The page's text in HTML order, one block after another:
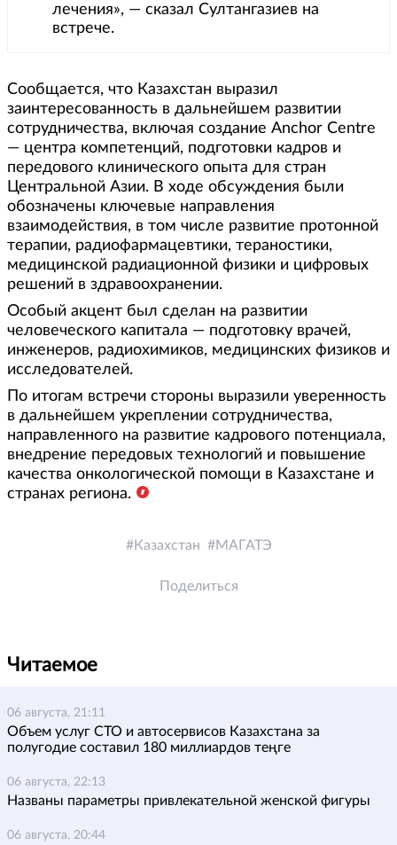
лечения», — сказал Султангазиев на
встрече.
Сообщается, что Казахстан выразил
заинтересованность в дальнейшем развитии
сотрудничества, включая создание Anchor Centre
— центра компетенций, подготовки кадров и
передового клинического опыта для стран
Центральной Азии. В ходе обсуждения были
обозначены ключевые направления
взаимодействия, в том числе развитие протонной
терапии, радиофармацевтики, тераностики,
медицинской радиационной физики и цифровых
решений в здравоохранении.
Особый акцент был сделан на развитии
человеческого капитала — подготовку врачей,
инженеров, радиохимиков, медицинских физиков и
исследователей.
По итогам встречи стороны выразили уверенность
в дальнейшем укреплении сотрудничества,
направленного на развитие кадрового потенциала,
внедрение передовых технологий и повышение
качества онкологической помощи в Казахстане и
странах региона.
Казахстан МАГАТЭ
Поделиться
Читаемое
06 августа, 21:11
Объем услуг СТО и автосервисов Казахстана за
полугодие составил 180 миллиардов теңге
06 августа, 22:13
Названы параметры привлекательной женской фигуры
06 августа, 20:44